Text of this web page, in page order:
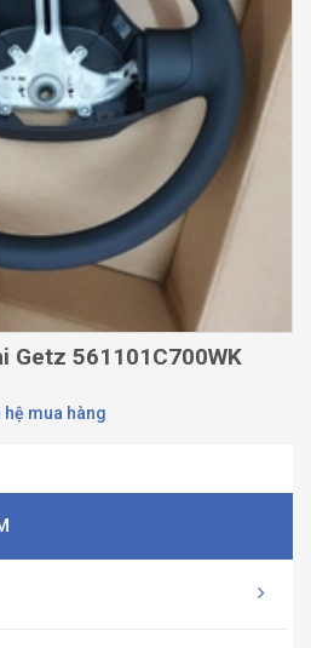
Getz 561101C700WK
hệ mua hàng